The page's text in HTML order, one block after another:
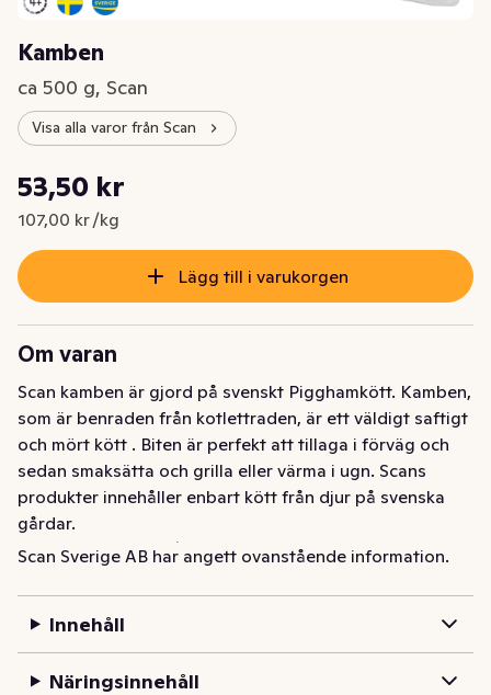
Kamben
ca 500 g, Scan
Visa alla varor från Scan
Nuvarande pris är: 53,50 kr
53,50 kr
107,00 kr /kg
Styckpris: 107,00 kr /kg
Lägg till i varukorgen
Om varan
Scan kamben är gjord på svenskt Pigghamkött. Kamben,
som är benraden från kotlettraden, är ett väldigt saftigt
och mört kött . Biten är perfekt att tillaga i förväg och
sedan smaksätta och grilla eller värma i ugn. Scans
produkter innehåller enbart kött från djur på svenska
gårdar.
Läs mer på scan.se/hallbarhetsgrisen
Scan Sverige AB har angett ovanstående information.
Innehåll
Näringsinnehåll